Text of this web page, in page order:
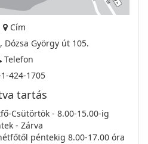
Cím
Dózsa György út 105.
Telefon
424-1705
tartás
Csütörtök - 8.00-15.00-ig
- Zárva
péntekig 8.00-17.00 óra